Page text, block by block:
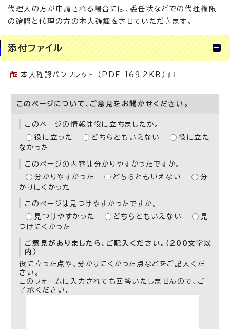
代理人の方が申請される場合には、委任状などでの代理権限
の確認と代理の方の本人確認をさせていただきます。
添付ファイル
本人確認パンフレット （PDF 169.2KB）
このページについて、ご意見をお聞かせください。
このページの情報は役に立ちましたか。
役に立った
どちらともいえない
役に立た
なかった
このページの内容は分かりやすかったですか。
分かりやすかった
どちらともいえない
分
かりにくかった
このページは見つけやすかったですか。
見つけやすかった
どちらともいえない
見
つけにくかった
ご意見がありましたら、ご記入ください。（200文字以
内）
役に立った点や、分かりにくかった点などをご記入くだ
さい。
このフォームに入力されても回答いたしませんので、ご
了承ください。